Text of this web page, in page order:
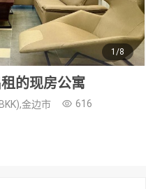
1/8
的现房公寓
金边市 616